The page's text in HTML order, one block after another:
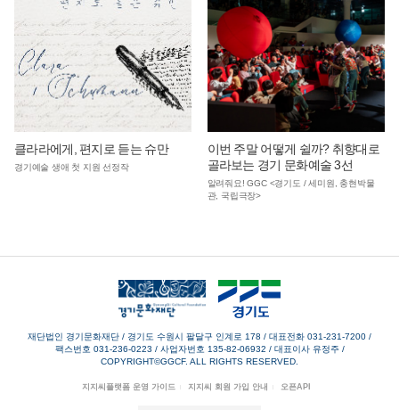
클라라에게, 편지로 듣는 슈만
경기예술 생애 첫 지원 선정작
이번 주말 어떻게 쉴까? 취향대로
골라보는 경기 문화예술 3선
알려줘요! GGC <경기도 / 세미원, 충현박물
관, 국립극장>
재단법인 경기문화재단 / 경기도 수원시 팔달구 인계로 178 / 대표전화 031-231-7200 /
팩스번호 031-236-0223 / 사업자번호 135-82-06932 / 대표이사 유정주/
COPYRIGHT©GGCF. ALL RIGHTS RESERVED.
지지씨플랫폼 운영 가이드 지지씨 회원 가입 안내 오픈API